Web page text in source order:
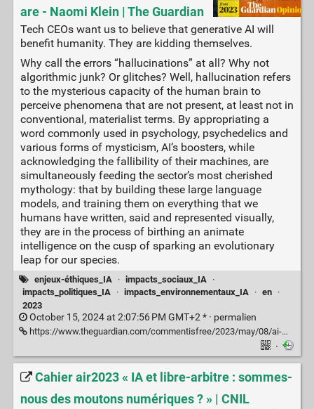
are - Naomi Klein | The Guardian
Tech CEOs want us to believe that generative AI will
benefit humanity. They are kidding themselves.
Why call the errors “hallucinations” at all? Why not
algorithmic junk? Or glitches? Well, hallucination refers
to the mysterious capacity of the human brain to
perceive phenomena that are not present, at least not in
conventional, materialist terms. By appropriating a
word commonly used in psychology, psychedelics and
various forms of mysticism, AI’s boosters, while
acknowledging the fallibility of their machines, are
simultaneously feeding the sector’s most cherished
mythology: that by building these large language
models, and training them on everything that we
humans have written, said and represented visually,
they are in the process of birthing an animate
intelligence on the cusp of sparking an evolutionary
leap for our species.
enjeux-éthiques_IA · impacts_sociaux_IA
·
impacts_politiques_IA
· impacts_environnementaux_IA · en ·
2023
October 15, 2024 at 2:07:56 PM GMT+2 * · permalien
https://www.theguardian.com/commentisfree/2023/may/08/ai-machines-hallucinating-naomi-klein
·
Cahier air2023 « IA et libre-arbitre : sommes-
nous des moutons numériques ? » | CNIL